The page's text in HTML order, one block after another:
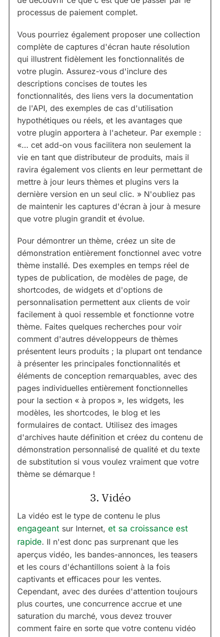
processus de paiement complet.
Vous pourriez également proposer une collection
complète de captures d'écran haute résolution
qui illustrent fidèlement les fonctionnalités de
votre plugin. Assurez-vous d'inclure des
descriptions concises de toutes les
fonctionnalités, des liens vers la documentation
de l'API, des exemples de cas d'utilisation
hypothétiques ou réels, et les avantages que
votre plugin apportera à l'acheteur. Par exemple :
«… cet add-on vous facilitera non seulement la
vie en tant que distributeur de produits, mais il
ravira également vos clients en leur permettant de
mettre à jour leurs thèmes et plugins vers la
dernière version en un seul clic. » N'oubliez pas
de maintenir les captures d'écran à jour à mesure
que votre plugin grandit et évolue.
Pour démontrer un thème, créez un site de
démonstration entièrement fonctionnel avec votre
thème installé. Des exemples en temps réel de
types de publication, de modèles de page, de
shortcodes, de widgets et d'options de
personnalisation permettent aux clients de voir
facilement à quoi ressemble et fonctionne votre
thème. Faites quelques recherches pour voir
comment d'autres développeurs de thèmes
présentent leurs produits ; la plupart ont tendance
à présenter les principales fonctionnalités et
éléments de conception remarquables, avec des
pages individuelles entièrement fonctionnelles
pour la section « à propos », les widgets, les
modèles, les shortcodes, le blog et les
formulaires de contact. Utilisez des images
d'archives haute définition et créez du contenu de
démonstration personnalisé de qualité et du texte
de substitution si vous voulez vraiment que votre
thème se démarque !
3. Vidéo
La vidéo est le type de contenu le plus
engageant sur Internet, et sa croissance est
rapide. Il n'est donc pas surprenant que les
aperçus vidéo, les bandes-annonces, les teasers
et les cours d'échantillons soient à la fois
captivants et efficaces pour les ventes.
Cependant, avec des durées d'attention toujours
plus courtes, une concurrence accrue et une
saturation du marché, vous devez trouver
comment faire en sorte que votre contenu vidéo